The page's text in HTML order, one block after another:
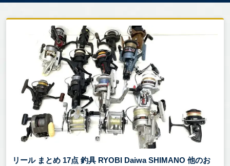
リール まとめ 17点 釣具 RYOBI Daiwa SHIMANO 他のお